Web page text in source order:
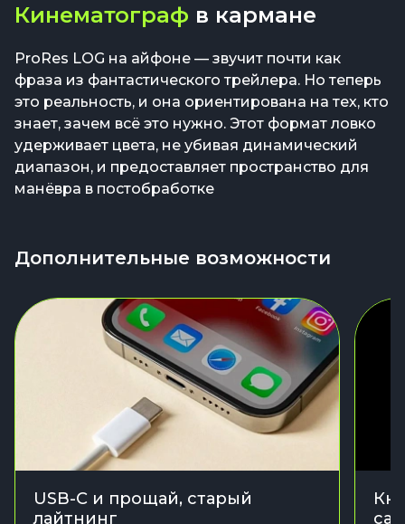
Кинематограф в кармане
ProRes LOG на айфоне — звучит почти как
фраза из фантастического трейлера. Но теперь
это реальность, и она ориентирована на тех, кто
знает, зачем всё это нужно. Этот формат ловко
удерживает цвета, не убивая динамический
диапазон, и предоставляет пространство для
манёвра в постобработке
Дополнительные возможности
USB-C и прощай, старый
лайтнинг
сам